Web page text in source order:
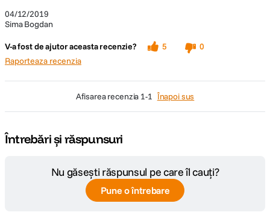
04/12/2019
Sima Bogdan
V-a fost de ajutor aceasta recenzie? 5
0
Raporteaza recenzia
afisarea recenzia 1-1 Înapoi sus
Întrebări și răspunsuri
Nu găsești răspunsul pe care îl cauți?
Pune o întrebare